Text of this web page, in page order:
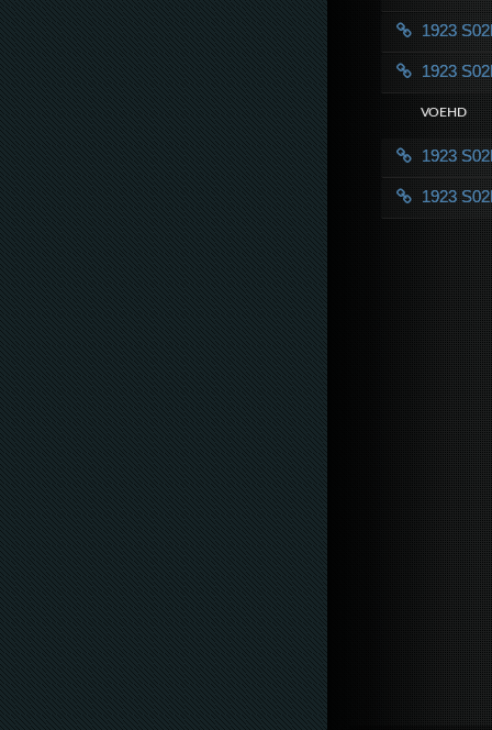
1923
1923
VOE HD
1923
1923